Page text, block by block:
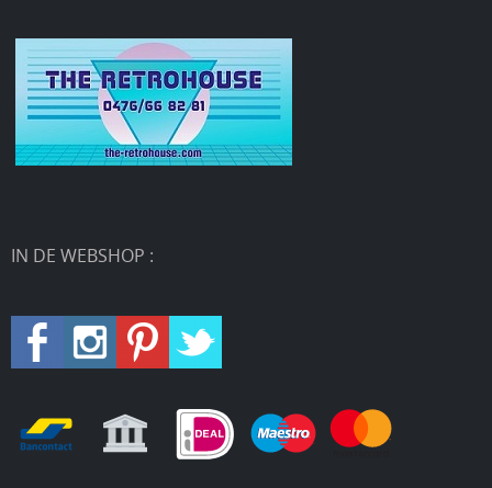
IN DE WEBSHOP :